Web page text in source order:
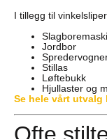
I tillegg til
Jordbor
Stillas
Løftebukk
Hjullaster og
Se hele vårt utvalg